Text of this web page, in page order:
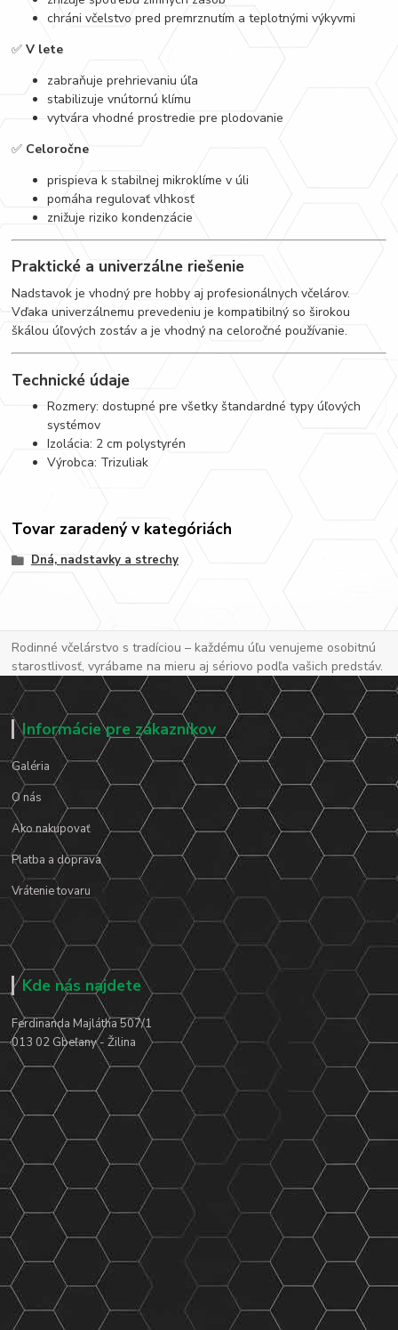
chráni včelstvo pred premrznutím a teplotnými výkyvmi
✅V lete
zabraňuje prehrievaniu úľa
stabilizuje vnútornú klímu
vytvára vhodné prostredie pre plodovanie
✅ Celoročne
prispieva k stabilnej mikroklíme v úli
pomáha regulovať vlhkosť
znižuje riziko kondenzácie
Praktické a univerzálne riešenie
Nadstavok je vhodný pre hobby aj profesionálnych včelárov.
Vďaka univerzálnemu prevedeniu je kompatibilný so širokou
škálou úľových zostáv a je vhodný na celoročné používanie.
Technické údaje
Rozmery: dostupné pre všetky štandardné typy úľových
systémov
Izolácia: 2 cm polystyrén
Výrobca: Trizuliak
Tovar zaradený v kategóriách
Dná, nadstavky a strechy
Rodinné včelárstvo s tradíciou – každému úľu venujeme osobitnú
starostlivosť, vyrábame na mieru aj sériovo podľa vašich predstáv.
Informácie pre zákazníkov
Galéria
O nás
Ako nakupovať
Platba a doprava
Vrátenie tovaru
Kde nás najdete
Ferdinanda Majlátha 507/1
013 02 Gbeľany - Žilina